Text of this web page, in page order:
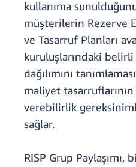
kullanıma
müşterilerin Rezerve
ve Tasarruf Planları
kuruluşlarındaki belirli
dağılımını
maliyet tasarruflarının
verebilirlik
sağlar.
RISP Grup